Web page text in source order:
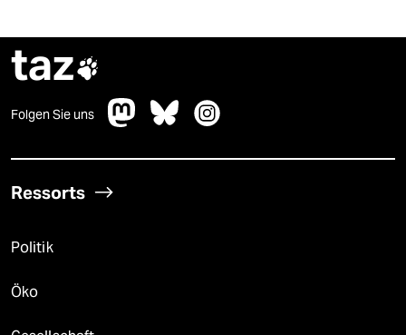
taz
Folgen Sie uns
Ressorts
Politik
Öko